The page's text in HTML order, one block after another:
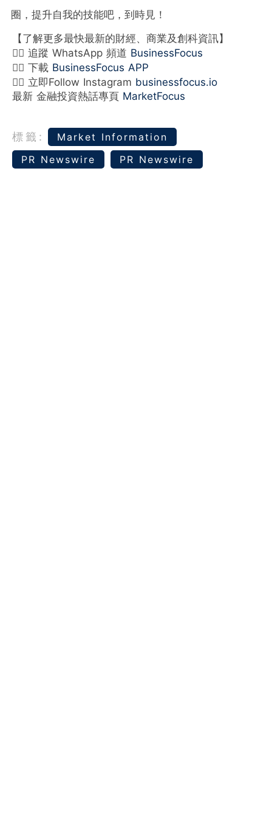
圈，提升自我的技能吧，到時見！
【了解更多最快最新的財經、商業及創科資訊】
👉🏻 追蹤 WhatsApp 頻道 BusinessFocus
👉🏻 下載 BusinessFocus APP
👉🏻 立即Follow Instagram businessfocus.io
最新 金融投資熱話專頁 MarketFocus
標籤:
Market Information
PR Newswire
PR Newswire